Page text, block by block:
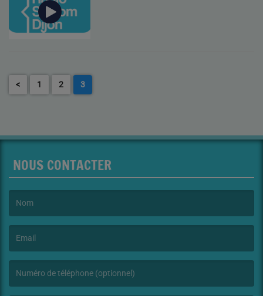
< 1 2 3
NOUS CONTACTER